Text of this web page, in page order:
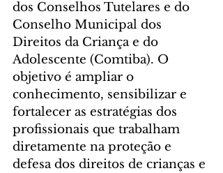
dos Conselhos Tutelares e do
Conselho Municipal dos
Direitos da Criança e do
Adolescente (Comtiba). O
objetivo é ampliar o
conhecimento, sensibilizar e
fortalecer as estratégias dos
profissionais que trabalham
diretamente na proteção e
defesa dos direitos de crianças e